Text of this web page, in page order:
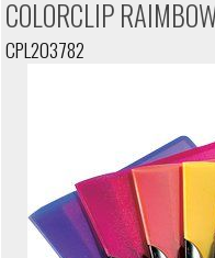
COLORCLIP
CPL203782